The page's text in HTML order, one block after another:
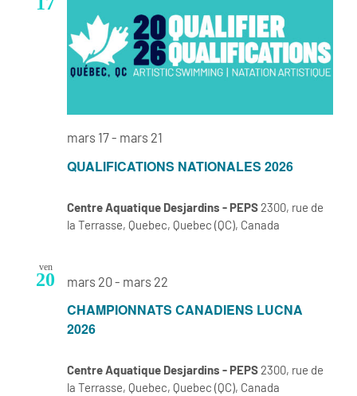
QUALIFICATIONS NATIONALES 2026
mars 17- mars 21
Centre Aquatique Desjardins - PEPS 2300, rue de
la Terrasse, Quebec, Quebec (QC), Canada
ven
20
CHAMPIONNATS CANADIENS LUCNA
2026
mars 20- mars 22
Centre Aquatique Desjardins - PEPS 2300, rue de
la Terrasse, Quebec, Quebec (QC), Canada